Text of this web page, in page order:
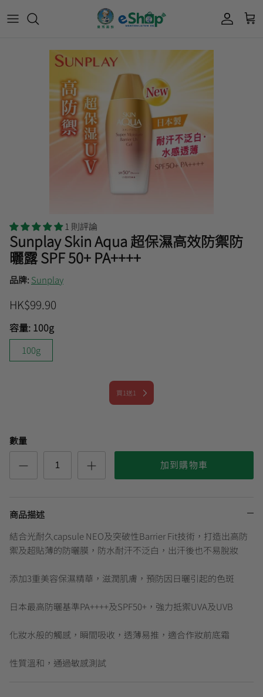
所有產品
面部護理
身體護理
所有產品
護膚用品
個人護理用品
Mentholatum
樂敦 Rohto
防曬、抗痘等護膚品、50惠養髮及樂敦眼藥水
藥品等產品，以滿足香港不同消費者的需要。
按此細看品牌故事
Acnes 優惠券
Oxy 優惠券
肌研極潤保濕冰感霜優惠券
肌研極潤保濕化妝水現金券
會員獎賞計劃
積分兌換獎賞教學
最新限定🔥
50惠 優惠
肌研 Hada Labo 優惠
1 則評論
Sunplay Skin Aqua 超保濕高效防禦防
曬露 SPF 50+ PA++++
品牌: Sunplay
HK$99.90
容量: 100g
100g
買1送1
數量
加到購物車
商品描述
結合光耐久capsule NEO及突破性Barrier Fit技術，打造出高防
禦及超貼薄的防曬膜，防水耐汗不泛白，出汗後也不易脫妝
添加3重美容保濕精華，滋潤肌膚，預防因日曬引起的色斑
日本最高防曬基準PA++++及SPF50+，強力抵禦UVA及UVB
化妝水般的觸感，瞬間吸收，透薄易推，適合作妝前底霜
性質溫和，通過敏感測試